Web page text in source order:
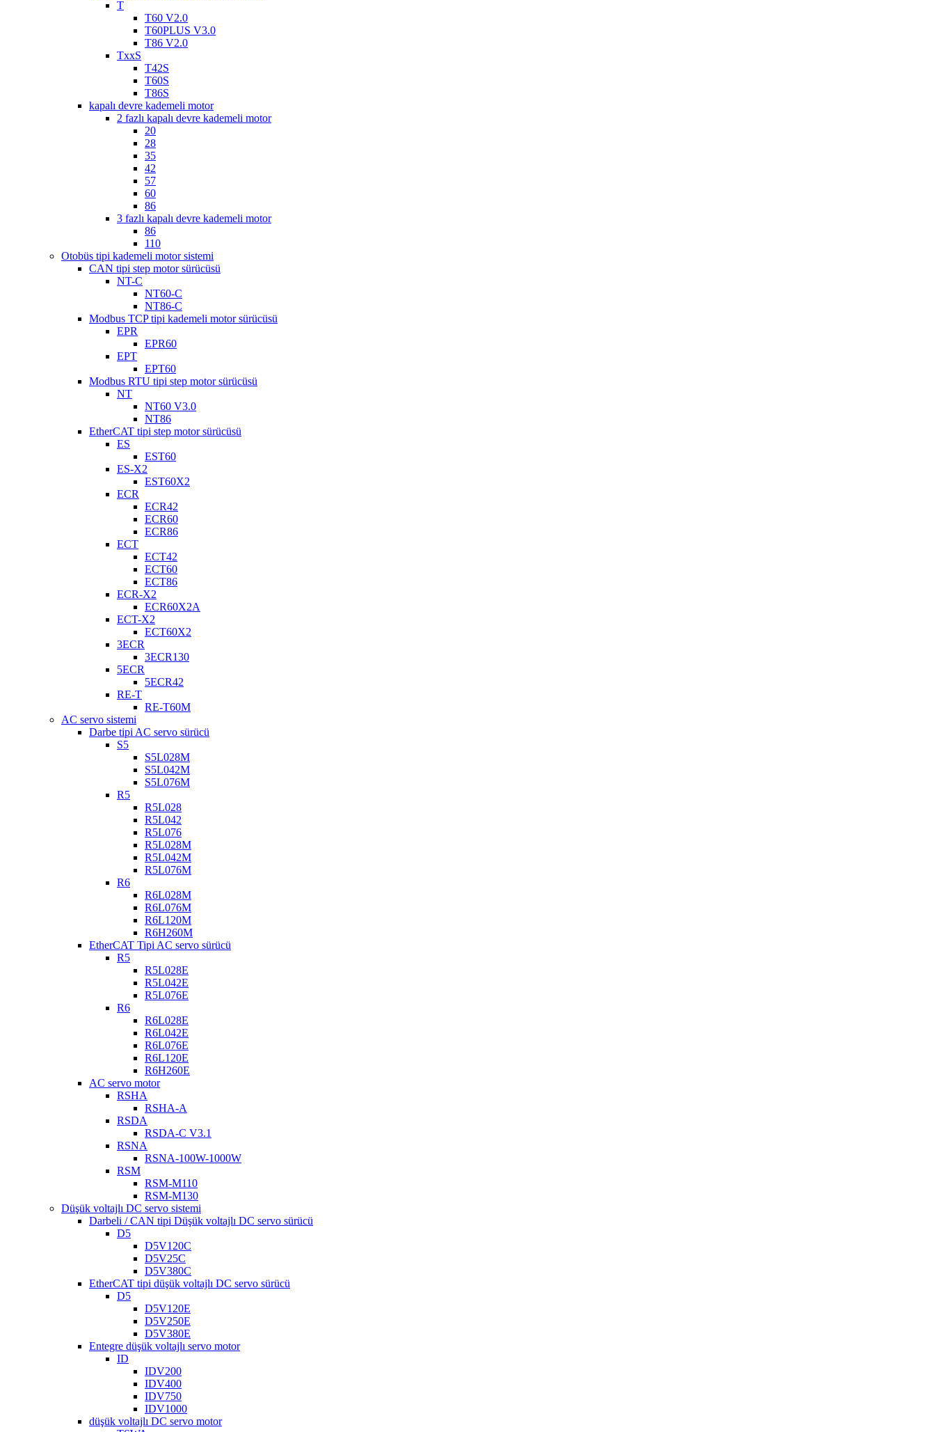
T
T60 V2.0
T60PLUS V3.0
T86 V2.0
TxxS
T42S
T60S
T86S
kapalı devre kademeli motor
2 fazlı kapalı devre kademeli motor
20
28
35
42
57
60
86
3 fazlı kapalı devre kademeli motor
86
110
Otobüs tipi kademeli motor sistemi
CAN tipi step motor sürücüsü
NT-C
NT60-C
NT86-C
Modbus TCP tipi kademeli motor sürücüsü
EPR
EPR60
EPT
EPT60
Modbus RTU tipi step motor sürücüsü
NT
NT60 V3.0
NT86
EtherCAT tipi step motor sürücüsü
ES
EST60
ES-X2
EST60X2
ECR
ECR42
ECR60
ECR86
ECT
ECT42
ECT60
ECT86
ECR-X2
ECR60X2A
ECT-X2
ECT60X2
3ECR
3ECR130
5ECR
5ECR42
RE-T
RE-T60M
AC servo sistemi
Darbe tipi AC servo sürücü
S5
S5L028M
S5L042M
S5L076M
R5
R5L028
R5L042
R5L076
R5L028M
R5L042M
R5L076M
R6
R6L028M
R6L076M
R6L120M
R6H260M
EtherCAT Tipi AC servo sürücü
R5
R5L028E
R5L042E
R5L076E
R6
R6L028E
R6L042E
R6L076E
R6L120E
R6H260E
AC servo motor
RSHA
RSHA-A
RSDA
RSDA-C V3.1
RSNA
RSNA-100W-1000W
RSM
RSM-M110
RSM-M130
Düşük voltajlı DC servo sistemi
Darbeli / CAN tipi Düşük voltajlı DC servo sürücü
D5
D5V120C
D5V25C
D5V380C
EtherCAT tipi düşük voltajlı DC servo sürücü
D5
D5V120E
D5V250E
D5V380E
Entegre düşük voltajlı servo motor
ID
IDV200
IDV400
IDV750
IDV1000
düşük voltajlı DC servo motor